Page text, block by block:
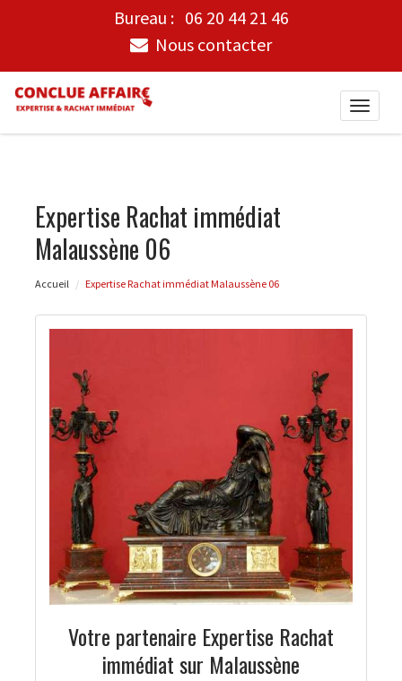
Bureau : 06 20 44 21 46
Nous contacter
Toggle
Expertise Rachat immédiat
Malaussène 06
Accueil Expertise Rachat immédiat Malaussène 06
Votre partenaire Expertise Rachat
immédiat sur Malaussène